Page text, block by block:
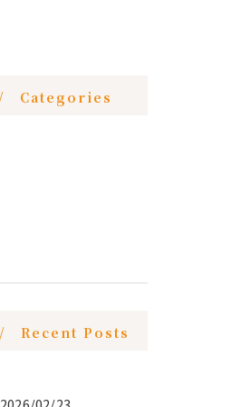
Categories
Recent Posts